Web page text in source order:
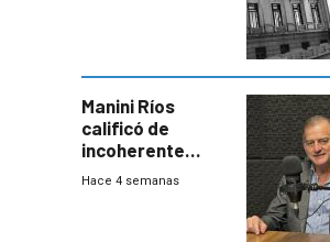
Manini Ríos
calificó de
incoherente
decisión de
Hace 4 semanas